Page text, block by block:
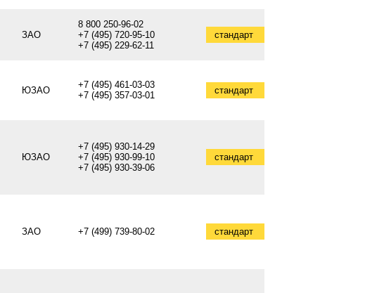
ЗАО
8 800 250-96-02
+7 (495) 720-95-10
+7 (495) 229-62-11
стандарт
ЮЗАО
+7 (495) 461-03-03
+7 (495) 357-03-01
стандарт
ЮЗАО
+7 (495) 930-14-29
+7 (495) 930-99-10
+7 (495) 930-39-06
стандарт
ЗАО +7 (499) 739-80-02 стандарт